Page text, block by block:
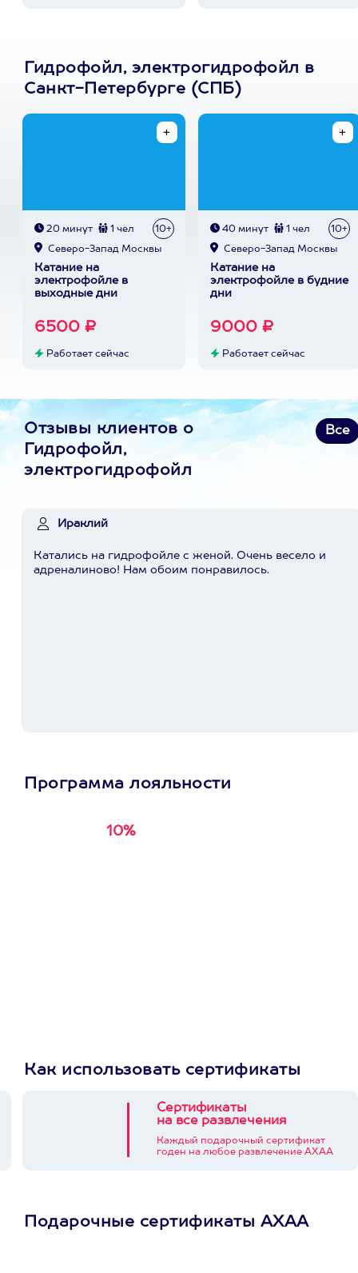
Гидрофойл, электрогидрофойл в
Санкт-Петербурге (СПБ)
20 минут 1 чел 10+
Северо-Запад Москвы
Катание на
электрофойле в
выходные дни
6500 ₽
Работает сейчас
40 минут 1 чел 10+
Северо-Запад Москвы
Катание на
электрофойле в будние
дни
9000 ₽
Работает сейчас
Отзывы клиентов о
Гидрофойл,
электрогидрофойл
Все
Ираклий
Катались на гидрофойле с женой. Очень весело и
адреналиново! Нам обоим понравилось.
Программа лояльности
10%
Как использовать сертификаты
Сертификаты
на все развлечения
Каждый подарочный сертификат
годен на любое развлечение АХАА
Подарочные сертификаты АХАА